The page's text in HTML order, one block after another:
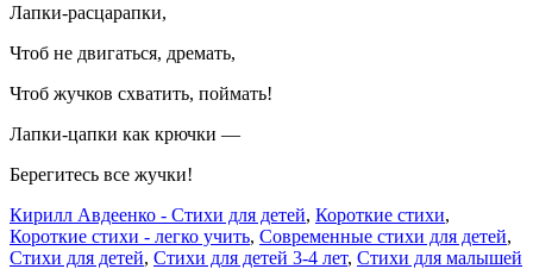
Лапки-расцарапки,
Чтоб не двигаться, дремать,
Чтоб жучков схватить, поймать!
Лапки-цапки как крючки —
Берегитесь все жучки!
Кирилл Авдеенко - Стихи для детей, Короткие стихи,
Короткие стихи - легко учить, Современные стихи для детей,
Стихи для детей, Стихи для детей 3-4 лет, Стихи для малышей